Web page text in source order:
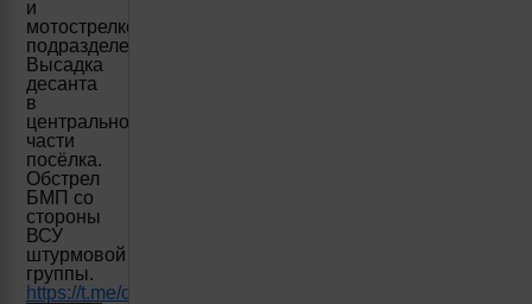
и
мотострелковым
подразделением.
Высадка
десанта
в
центральной
части
посёлка.
Обстрел
БМП со
стороны
ВСУ
штурмовой
группы.
https://t.me/creamy_caprice/4607